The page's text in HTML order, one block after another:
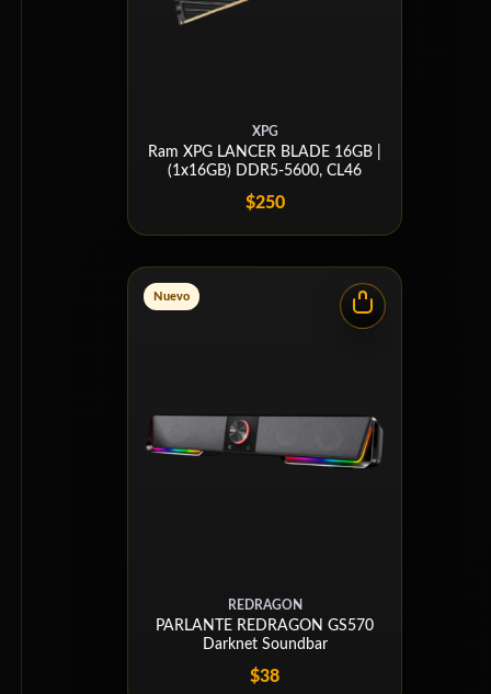
XPG
Ram XPG LANCER BLADE 16GB |
(1x16GB) DDR5-5600, CL46
$250
Nuevo
REDRAGON
PARLANTE REDRAGON GS570
Darknet Soundbar
$38